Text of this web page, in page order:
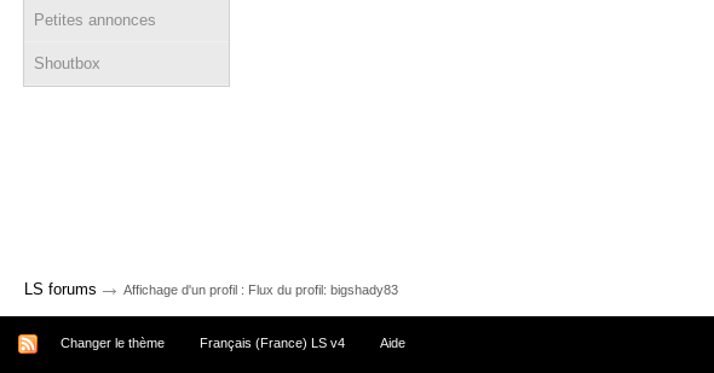
Petites annonces
Shoutbox
LS forums → Affichage d'un profil : Flux du profil: bigshady83
Changer le thème Français (France) LS v4 Aide